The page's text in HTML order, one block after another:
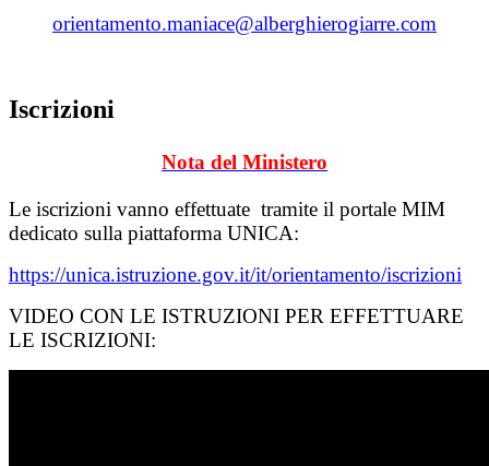
orientamento.maniace@alberghierogiarre.com
Iscrizioni
Nota del Ministero
Le iscrizioni vanno effettuate tramite il portale MIM
dedicato sulla piattaforma UNICA:
https://unica.istruzione.gov.it/it/orientamento/iscrizioni
VIDEO CON LE ISTRUZIONI PER EFFETTUARE
LE ISCRIZIONI: